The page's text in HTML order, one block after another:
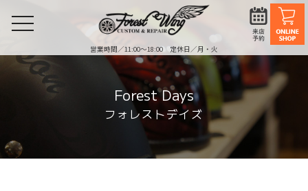
営業時間／11:00〜18:00 定休日／月・火
toggle
Forest Days
フォレストデイズ